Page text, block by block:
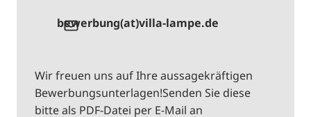
bewerbung(at)villa-lampe.de
Wir freuen uns auf Ihre aussagekräftigen
Bewerbungsunterlagen!Senden Sie diese
bitte als PDF-Datei per E-Mail an